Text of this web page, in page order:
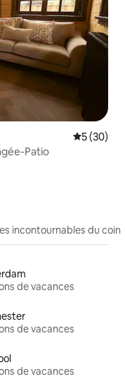
Note
5 (30)
Patio
incontournables du coin
de vacances
de vacances
de vacances